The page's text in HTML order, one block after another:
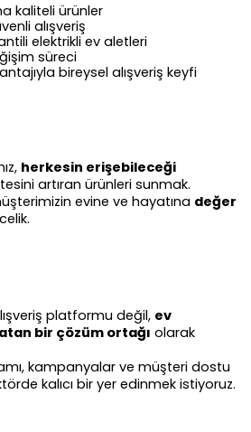
kaliteli ürünler
alışveriş
elektrikli ev aletleri
süreci
bireysel alışveriş keyfi
herkesin erişebileceği
artıran ürünleri sunmak.
evine ve hayatına değer
platformu değil, ev
bir çözüm ortağı olarak
kampanyalar ve müşteri dostu
kalıcı bir yer edinmek istiyoruz.